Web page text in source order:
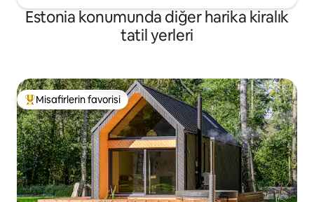
Estonia konumunda diğer harika kiralık
tatil yerleri
Misafirlerin favorilerinden en beğenilenler arasında
Misafirlerin favorisi